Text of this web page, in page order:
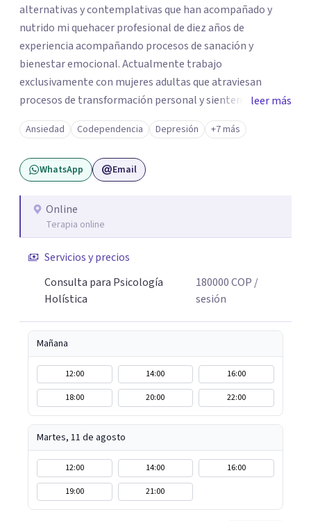
alternativas y contemplativas que han acompañado y
nutrido mi quehacer profesional de diez años de
experiencia acompañando procesos de sanación y
bienestar emocional. Actualmente trabajo
exclusivamente con mujeres adultas que atraviesan
procesos de transformación personal y sienten la
necesidad de tomar una pausa para reconectar consigo
mismas y hacer un viaje de autoconocimiento profundo.
Mi propio camino profesional me llevó a trabajar antes
con niños, adolescentes y familias en contextos
enseñó que el cambio real ocurre cuando la persona se
siente vista, escuchada, acompañada; y sobre todo
llevar a su vida cotidiana. Hoy, esa experiencia se traduce
en un acompañamiento terapéutico, desde un enfoque
que une el rigor de la psicología con la sabiduría del
leer más
Ansiedad Codependencia Depresión +7 más
WhatsApp Email
Online
Terapia online
Servicios y precios
Consulta para Psicología
Holística
180000COP /
sesión
Mañana
12:00 14:00
16:00
18:00
20:00 22:00
Martes, 11 de agosto
12:00 14:00
16:00
19:00
21:00